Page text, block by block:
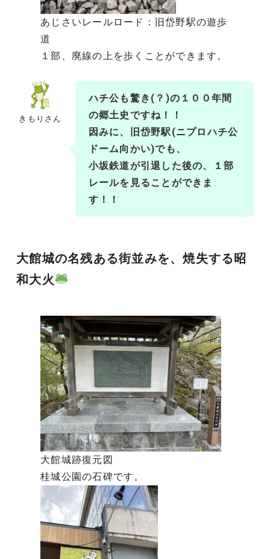
あじさいレールロード：旧岱野駅の遊歩
道
１部、廃線の上を歩くことができます。
きもりさん
ハチ公も驚き(？)の１００年間
の郷土史ですね！！
因みに、旧岱野駅(ニプロハチ公
ドーム向かい)でも、
小坂鉄道が引退した後の、１部
レールを見ることができま
す！！
大館城の名残ある街並みを、焼失する昭
和大火
大館城跡復元図
桂城公園の石碑です。